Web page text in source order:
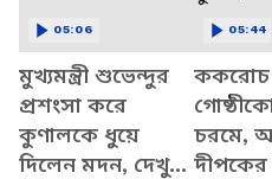
মুখ্যমন্ত্রী শুভেন্দুর
প্রশংসা করে
কুণালকে ধুয়ে
দিলেন মদন, দেখুন
05:06
ককরোচ
চরমে,
দীপকের
05:44